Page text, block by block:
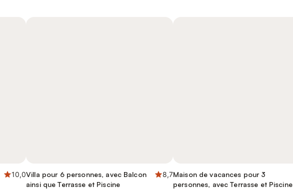
10,0Villa pour 6 personnes, avec Balcon
ainsi que Terrasse et Piscine
8,7Maison de vacances pour 3
personnes, avec Terrasse et Piscine